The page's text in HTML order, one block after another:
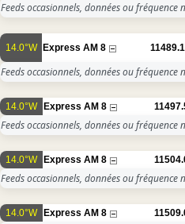
Feeds occasionnels, données ou fréquence
14.0°W Express AM 8
Feeds occasionnels, données ou fréquence
14.0°W Express AM 8
Feeds occasionnels, données ou fréquence
14.0°W Express AM 8
Feeds occasionnels, données ou fréquence
14.0°W Express AM 8